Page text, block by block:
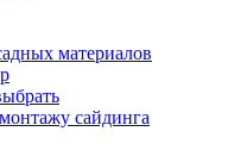
материалов
сайдинга